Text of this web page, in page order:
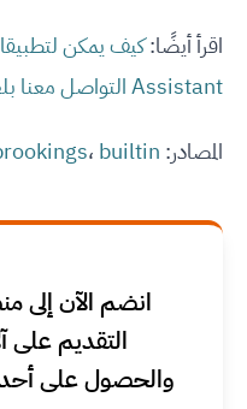
اقرأ أيضًا:
Assistant التواصل معنا بلغات مختلفة؟
المصادر:
، builtin
انضم الآن إلى
التقديم على
والحصول على